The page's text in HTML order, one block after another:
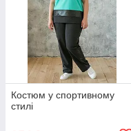
Костюм у спортивному
стилі